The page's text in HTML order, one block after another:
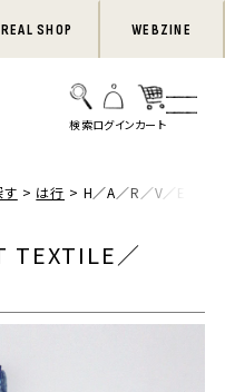
REAL SHOP WEBZINE
す は行 H／A／R／V／E／S
TEXTILE／